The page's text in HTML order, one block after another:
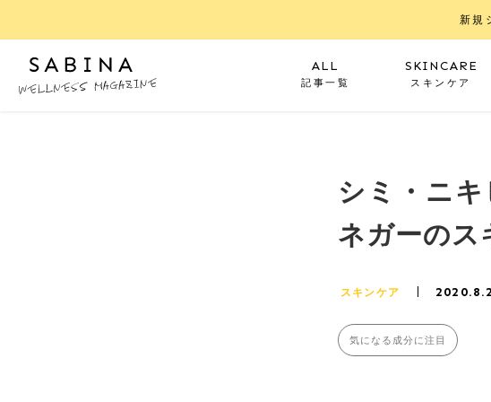
ALL
記事一覧
SKINCARE
スキンケア
新規
シミ・ニ
ネガーのス
スキンケア
気になる成分に注目